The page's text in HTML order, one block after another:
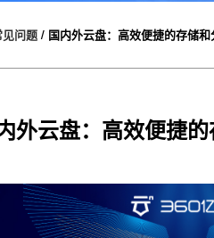
见问题 / 国内外云盘：高效便捷的存储
外云盘：高效便捷